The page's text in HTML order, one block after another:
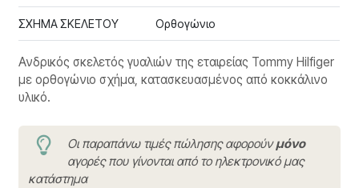
ΣΧΗΜΑ ΣΚΕΛΕΤΟΥ Ορθογώνιο
Ανδρικός σκελετός γυαλιών της εταιρείας Tommy Hilfiger
με ορθογώνιο σχήμα, κατασκευασμένος από κοκκάλινο
υλικό.
Οι παραπάνω τιμές πώλησης αφορούνμόνο
αγορές που γίνονται από το ηλεκτρονικό μας
κατάστημα